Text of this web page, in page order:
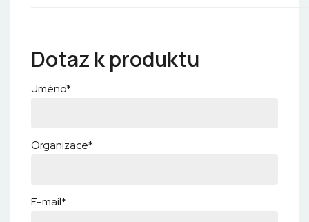
Dotaz k produktu
Jméno*
Organizace*
E-mail*